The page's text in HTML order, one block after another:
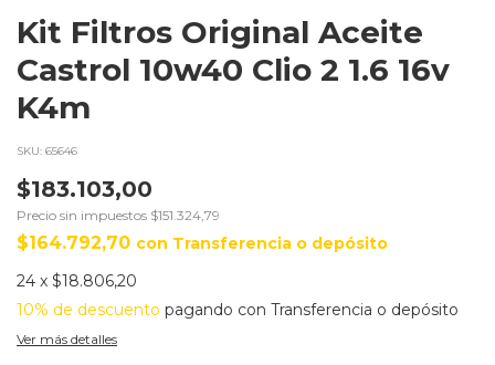
Kit Filtros Original Aceite
Castrol 10w40 Clio 2 1.6 16v
K4m
SKU: 65646
$183.103,00
Precio sin impuestos $151.324,79
$164.792,70 con Transferencia o depósito
24 x $18.806,20
10% de descuento pagando con Transferencia o depósito
Ver más detalles